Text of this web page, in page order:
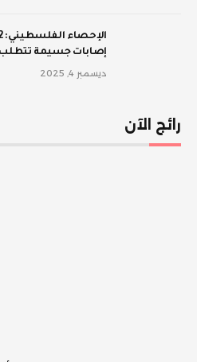
إصابات جسيمة تتطلب
ديسمبر 4, 2025
رائج الآن